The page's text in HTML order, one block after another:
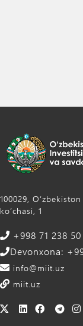
100029,
ko‘chasi, 1
+998 71 238
Devonxona:
info@miit.uz
miit.uz